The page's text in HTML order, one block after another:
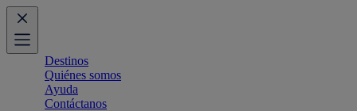
Destinos
Quiénes somos
Ayuda
Contáctanos